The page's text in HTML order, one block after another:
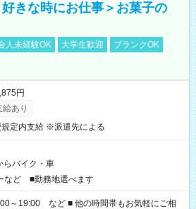
きな時にお仕事＞お菓子の
人未経験OK 大学生歓迎
ブランクOK
円
あり
規定内支給 ※派遣先による
らバイク・車
など ■勤務地選べます
■ 他の時間帯もお気軽にご相